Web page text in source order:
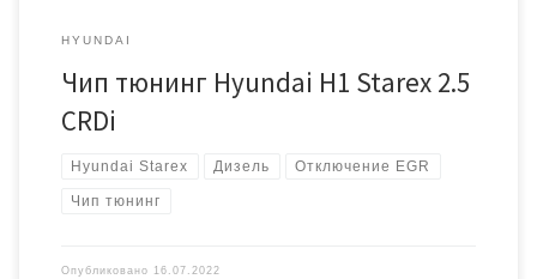
HYUNDAI
Чип тюнинг Hyundai H1 Starex 2.5
CRDi
Hyundai Starex Дизель Отключение EGR
Чип тюнинг
Опубликовано 16.07.2022